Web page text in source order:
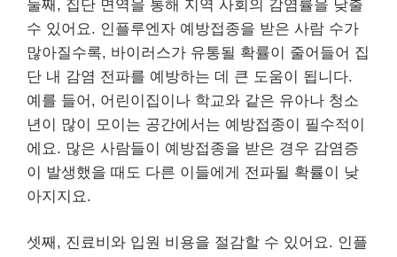
둘째, 집단 면역을 통해 지역 사회의 감염률을 낮출
수 있어요. 인플루엔자 예방접종을 받은 사람 수가
많아질수록, 바이러스가 유통될 확률이 줄어들어 집
단 내 감염 전파를 예방하는 데 큰 도움이 됩니다.
예를 들어, 어린이집이나 학교와 같은 유아나 청소
년이 많이 모이는 공간에서는 예방접종이 필수적이
에요. 많은 사람들이 예방접종을 받은 경우 감염증
이 발생했을 때도 다른 이들에게 전파될 확률이 낮
아지지요.
셋째, 진료비와 입원 비용을 절감할 수 있어요. 인플